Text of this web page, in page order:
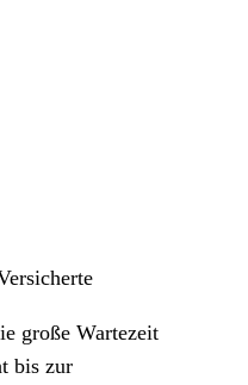
große Wartezeit
bis zur